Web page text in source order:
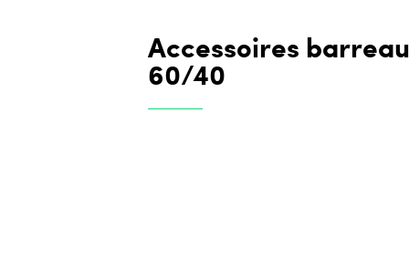
Accessoires
60/40